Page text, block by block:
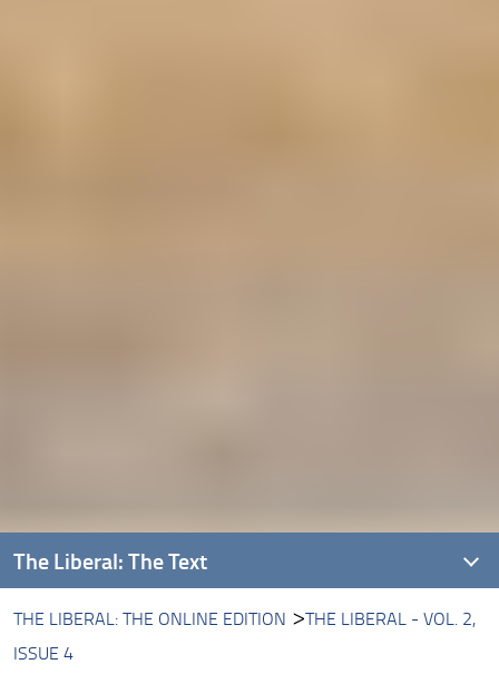
THE LIBERAL: THE ONLINE EDITION
THE LIBERAL - VOL. 2,
ISSUE 4
The Liberal: The Text
Introducing The Liberal